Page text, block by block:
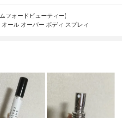
フォードビューティー)
ール オーバー ボディ スプレィ